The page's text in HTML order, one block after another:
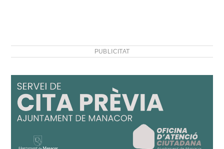
missatge que vol
transmetre Sinestesia?
molt…
PUBLICITAT